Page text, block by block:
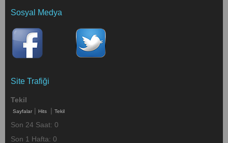
Sosyal Medya
Site Trafiği
Tekil
Sayfalar | Hits | Tekil
Son 24 Saat: 0
Son 1 Hafta: 0